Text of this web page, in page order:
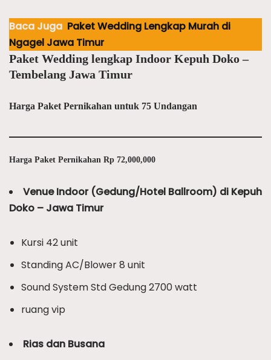
Baca Juga Paket Wedding Lengkap Murah di
Ngagel Jawa Timur
Paket Wedding lengkap Indoor Kepuh Doko –
Tembelang Jawa Timur
Harga Paket Pernikahan untuk 75 Undangan
Harga Paket Pernikahan Rp 72,000,000
Venue Indoor (Gedung/Hotel Ballroom) di Kepuh
Doko – Jawa Timur
Kursi 42 unit
Standing AC/Blower 8 unit
Sound System Std Gedung 2700 watt
ruang vip
Rias dan Busana